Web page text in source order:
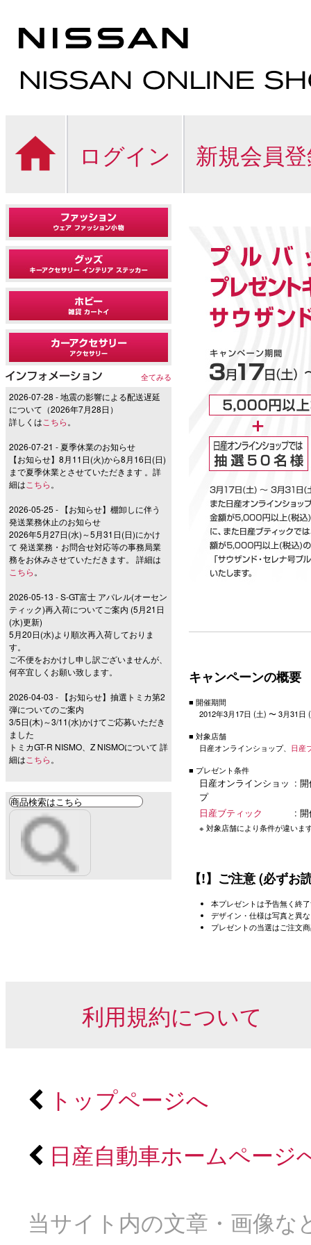
ログイン 新規会員
キャンペーンの概要
■ 開催期間
2012年3月17日 (土) 〜 3月31日
■ 対象店舗
日産オンラインショップ、 日産
■ プレゼント条件
日産オンラインショッ
プ
:
日産ブティック :
※ 対象店舗により条件が違いま
【!】ご注意 (必ずお
本プレゼントは予告無く終
デザイン・仕様は写真と異
プレゼントの当選はご注文
全てみる
2026-07-28 - 地震の影響による配送遅延
について（2026年7月28日）
詳しくは こちら 。
2026-07-21 - 夏季休業のお知らせ
【お知らせ】8月11日(火)から8月16日(日)
まで夏季休業とさせていただきます 。詳
細は こちら 。
2026-05-25 - 【お知らせ】棚卸しに伴う
発送業務休止のお知らせ
2026年5月27日(水)～5月31日(日)にかけ
て 発送業務・お問合せ対応等の事務局業
務をお休みさせていただきます。 詳細は
こちら 。
2026-05-13 - S-GT富士 アパレル(オーセン
ティック)再入荷についてご案内 (5月21日
(水)更新)
5月20日(水)より順次再入荷しておりま
す。
ご不便をおかけし申し訳ございませんが、
何卒宜しくお願い致します。
2026-04-03 - 【お知らせ】抽選トミカ第2
弾についてのご案内
3/5日(木)～3/11(水)かけてご応募いただき
ました
トミカGT-R NISMO、Z NISMOについて 詳
細は こちら 。
利用規約について
トップページへ
日産自動車ホームページ
当サイト内の文章・画像